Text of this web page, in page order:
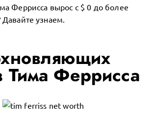
Феррисса вырос с $ 0 до более
узнаем.
Тима Феррисса